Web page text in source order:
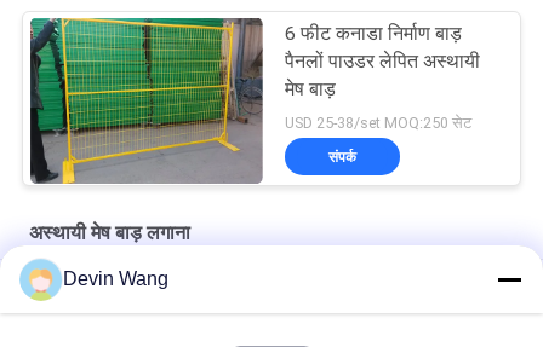
6 फीट कनाडा निर्माण बाड़
पैनलों पाउडर लेपित अस्थायी
मेष बाड़
USD 25-38/set MOQ:250 सेट
संपर्क
अस्थायी मेष बाड़ लगाना
अस्थायी तार बाड़
Devin Wang